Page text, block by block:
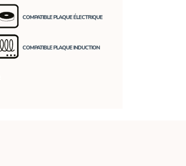
COMPATIBLE PLAQUE ÉLECTRIQUE
COMPATIBLE PLAQUE INDUCTION